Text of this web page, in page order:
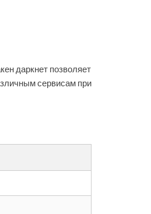
даркнет позволяет
сервисам при